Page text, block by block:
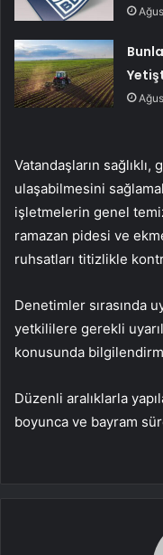
Vatandaşların
ulaşabilmesini
işletmelerin genel
ramazan pidesi ve
ruhsatları titizlikle
Denetimler sırasında
yetkililere gerekli
konusunda
Düzenli aralıklarla
boyunca ve bayram